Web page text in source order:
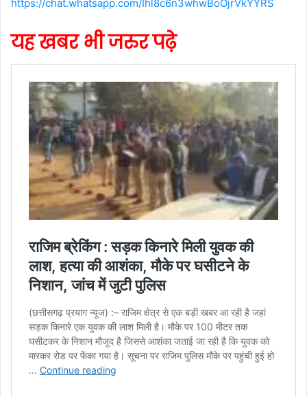
https://chat.whatsapp.com/Ihl8c6n3whwBoOjrVkYYRS
यह खबर भी जरुर पढ़े